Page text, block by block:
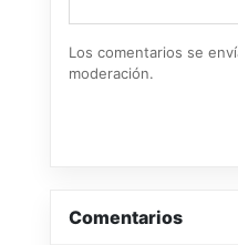
Los comentarios se
moderación.
Comentarios